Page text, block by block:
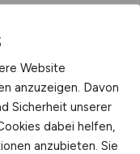
direkt aufs
Website
anzuzeigen. Davon
Sicherheit unserer
dabei helfen,
anzubieten. Sie